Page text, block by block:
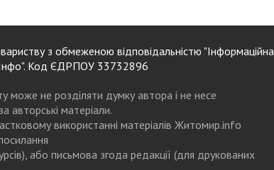
з обмеженою відповідальністю "Інформаційна
Код ЄДРПОУ 33732896
може не розділяти думку автора і не несе
авторські матеріали.
використанні матеріалів Житомир.info
або письмова згода редакції (для друкованих